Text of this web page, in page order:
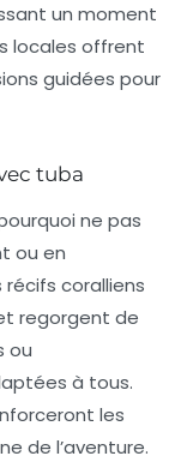
un moment
locales offrent
guidées pour
tuba
ne pas
ou en
coralliens
regorgent de
ou
à tous.
les
de l’aventure.